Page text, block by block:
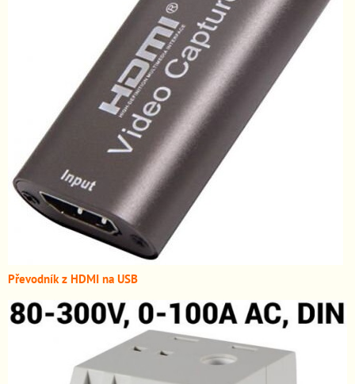
Převodník z HDMI na USB